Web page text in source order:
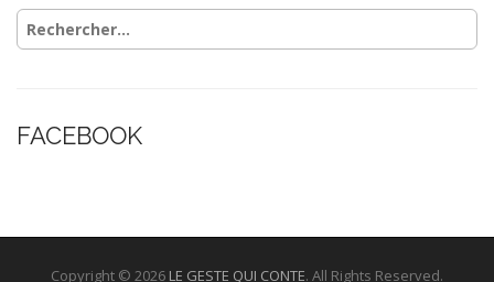
Rechercher :
FACEBOOK
Copyright © 2026 LE GESTE QUI CONTE. All Rights Reserved.